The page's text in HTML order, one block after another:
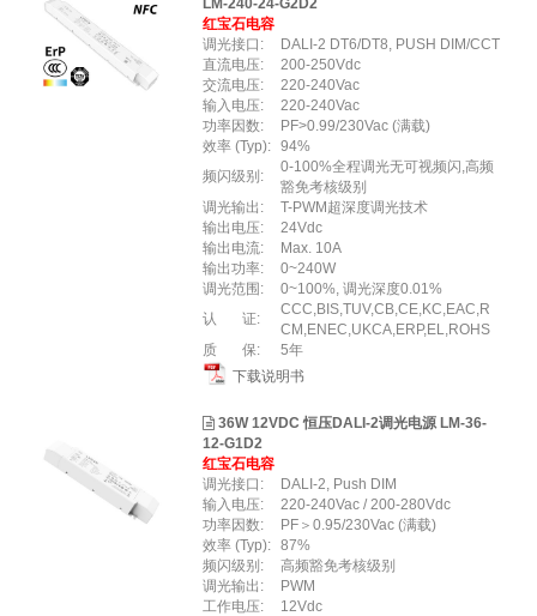
LM-240-24-G2D2
红宝石电容
调光接口:
DALI-2 DT6/DT8, PUSH DIM/CCT
直流电压:
200-250Vdc
交流电压:
220-240Vac
输入电压:
220-240Vac
功率因数:
PF>0.99/230Vac (满载)
效率 (Typ): 94%
频闪级别:
0-100%全程调光无可视频闪,高频
豁免考核级别
调光输出:
T-PWM超深度调光技术
输出电压:
24Vdc
输出电流:
Max. 10A
输出功率:
0~240W
调光范围:
0~100%, 调光深度0.01%
认 证:
CCC,BIS,TUV,CB,CE,KC,EAC,R
CM,ENEC,UKCA,ERP,EL,ROHS
质 保:
5年
下载说明书
36W 12VDC 恒压DALI-2调光电源 LM-36-
12-G1D2
红宝石电容
调光接口:
DALI-2, Push DIM
输入电压:
220-240Vac / 200-280Vdc
功率因数:
PF＞0.95/230Vac (满载)
效率 (Typ): 87%
频闪级别:
高频豁免考核级别
调光输出:
PWM
工作电压:
12Vdc